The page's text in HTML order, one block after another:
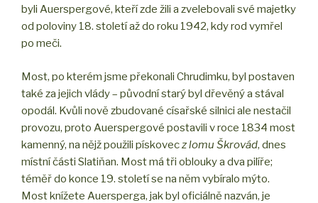
byli Auerspergové, kteří zde žili a zvelebovali své majetky
od poloviny 18. století až do roku 1942, kdy rod vymřel
po meči.
Most, po kterém jsme překonali Chrudimku, byl postaven
také za jejich vlády – původní starý byl dřevěný a stával
opodál. Kvůli nově zbudované císařské silnici ale nestačil
provozu, proto Auerspergové postavili v roce 1834 most
kamenný, na nějž použili pískovecz lomu Škrovád, dnes
místní části Slatiňan. Most má tři oblouky a dva pilíře;
téměř do konce 19. století se na něm vybíralo mýto.
Most knížete Auersperga, jak byl oficiálně nazván, je